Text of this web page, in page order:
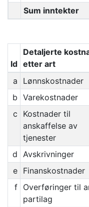
Sum inntekter
Id
Detaljerte
etter art
a
Lønnskostnader
b Varekostnader
c
Kostnader til
anskaffelse av
tjenester
d Avskrivninger
e Finanskostnader
f Overføringer til
partilag